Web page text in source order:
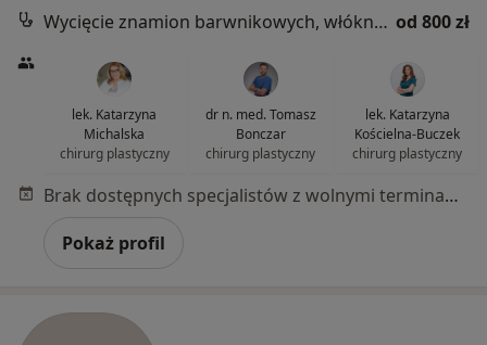
Wycięcie znamion barwnikowych, włókniaków, brodawek, zmian skórnych od 800 zł
lek. Katarzyna
Michalska
chirurg plastyczny
dr n. med. Tomasz
Bonczar
chirurg plastyczny
lek. Katarzyna
Kościelna-Buczek
chirurg plastyczny
Brak dostępnych specjalistów z wolnymi terminami w tym centrum medycznym.
Pokaż profil